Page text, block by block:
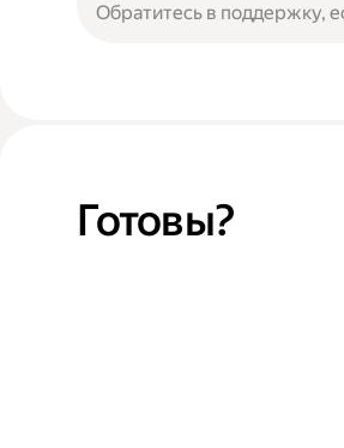
Обратитесь в поддержку,
Готовы?